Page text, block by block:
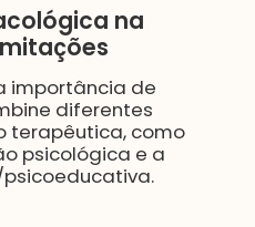
na
importância de
diferentes
terapêutica, como
psicológica e a